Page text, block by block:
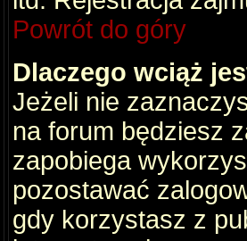
Powrót do góry
Dlaczego wciąż
Jeżeli nie
na forum będziesz
zapobiega
pozostawać
gdy korzystasz z